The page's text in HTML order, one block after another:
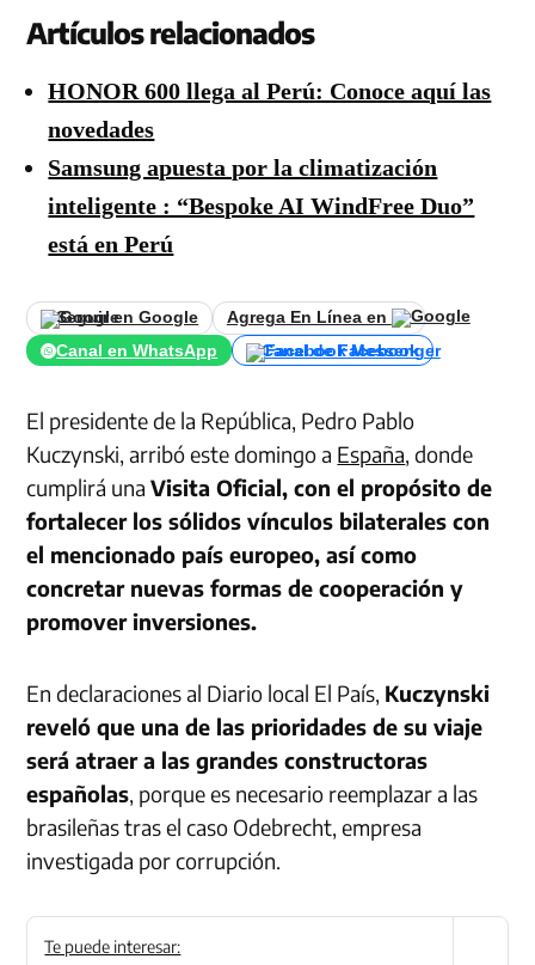
Artículos relacionados
HONOR 600 llega al Perú: Conoce aquí las
novedades
Samsung apuesta por la climatización
inteligente : “Bespoke AI WindFree Duo”
está en Perú
Seguir en Google
Agrega En Línea en
Canal en WhatsApp
Canal de Facebook
El presidente de la República, Pedro Pablo
Kuczynski, arribó este domingo a España, donde
cumplirá unaVisita Oficial, con el propósito de
fortalecer los sólidos vínculos bilaterales con
el mencionado país europeo, así como
concretar nuevas formas de cooperación y
promover inversiones.
En declaraciones al Diario local El País, Kuczynski
reveló que una de las prioridades de su viaje
será atraer a las grandes constructoras
españolas, porque es necesario reemplazar a las
brasileñas tras el caso Odebrecht, empresa
investigada por corrupción.
Te puede interesar: